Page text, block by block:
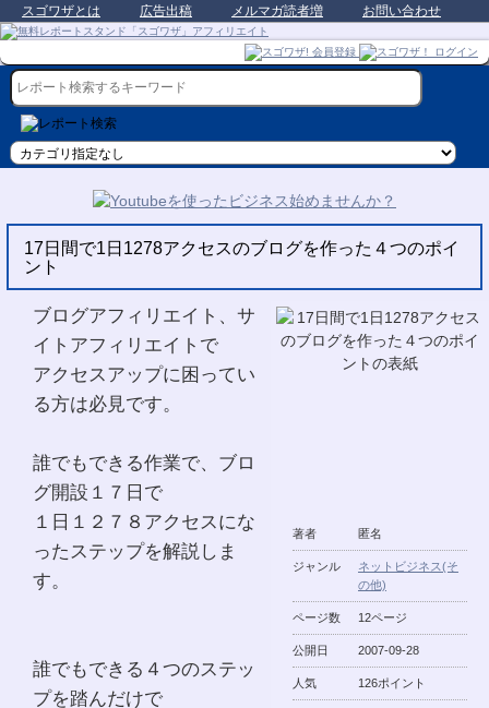
スゴワザとは 広告出稿 メルマガ読者増 お問い合わせ
17日間で1日1278アクセスのブログを作った４つのポイ
ント
著者 匿名
ジャンル
ネットビジネス(そ
の他)
ページ数 12ページ
公開日 2007-09-28
人気 126ポイント
ブログアフィリエイト、サ
イトアフィリエイトで
アクセスアップに困ってい
る方は必見です。
誰でもできる作業で、ブロ
グ開設１７日で
１日１２７８アクセスにな
ったステップを解説しま
す。
誰でもできる４つのステッ
プを踏んだけで